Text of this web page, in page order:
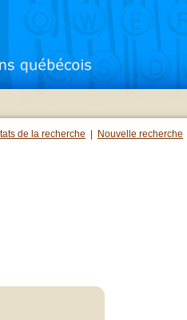
de la recherche Nouvelle recherche